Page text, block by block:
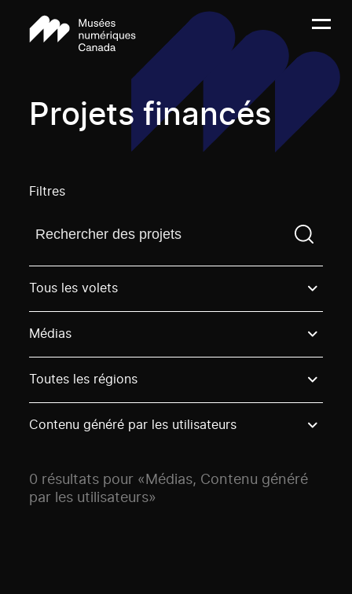
Projets financés
Filtres
Trouvez un projetVous devez saisir un terme de
Tous les volets
Médias
Toutes les régions
Contenu généré par les utilisateurs
0 résultats pour «Médias, Contenu généré
par les utilisateurs»